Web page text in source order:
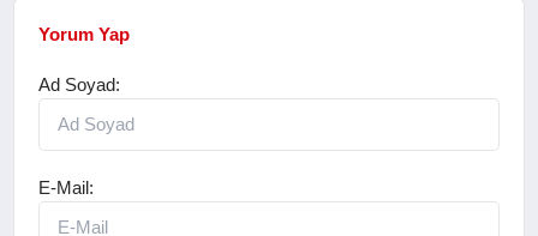
Yorum Yap
Ad Soyad:
E-Mail: